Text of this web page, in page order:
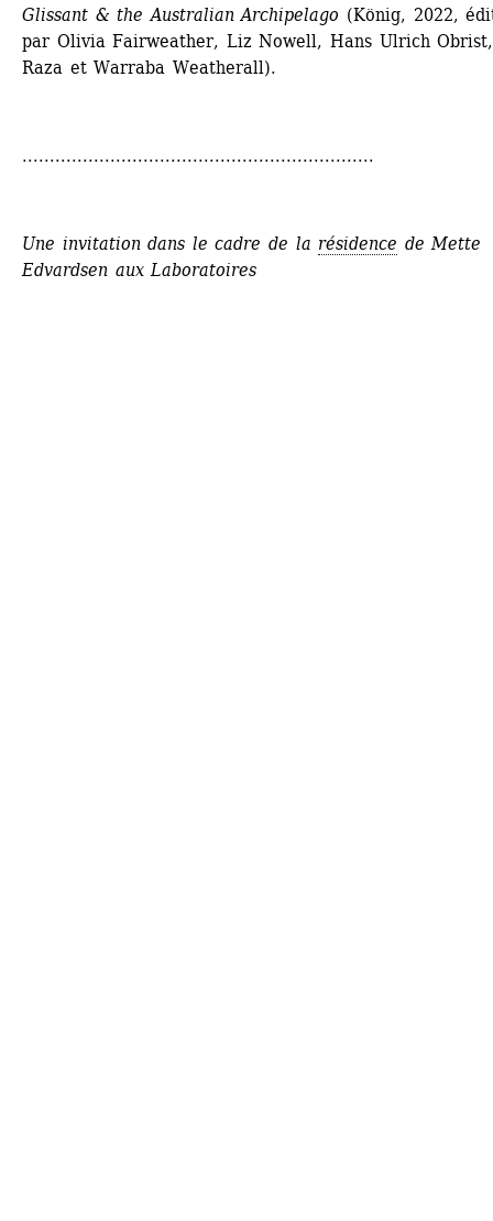
Glissant & the Australian Archipelago (König, 2022,
par Olivia Fairweather, Liz Nowell, Hans Ulrich
Raza et Warraba Weatherall).
................................................................
Une invitation dans le cadre de la résidence de Mette
Edvardsen aux Laboratoires